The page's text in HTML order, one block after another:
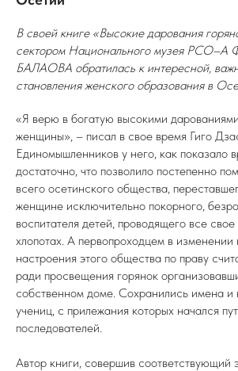
В своей книге «Высокие дарования
сектором Национального музея
БАЛАОВА обратилась к интересной,
становления женского образования в
«Я верю в богатую высокими
женщины», – писал в свое время Гиго
Единомышленников у него, как показало
достаточно, что позволило постепенно
всего осетинского общества,
женщине исключительно покорного,
воспитателя детей, проводящего все
хлопотах. А первопроходцем в изменении
настроения этого общества по праву
ради просвещения горянок
собственном доме. Сохранились имена и
учениц, с прилежания которых начался
последователей.
Автор книги, совершив соответствующий